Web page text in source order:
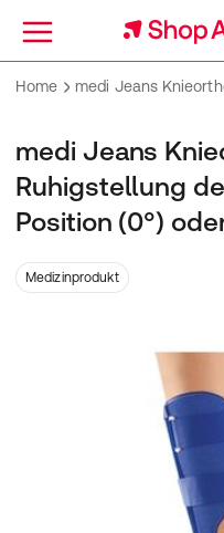
Menü
Home medi Jeans
medi Jeans
Ruhigstellung
Position (0°)
Medizinprodukt